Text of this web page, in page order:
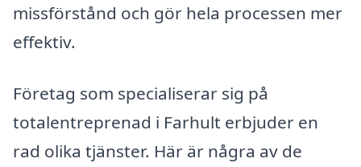
missförstånd och gör hela processen mer
effektiv.
Företag som specialiserar sig på
totalentreprenad i Farhult erbjuder en
rad olika tjänster. Här är några av de